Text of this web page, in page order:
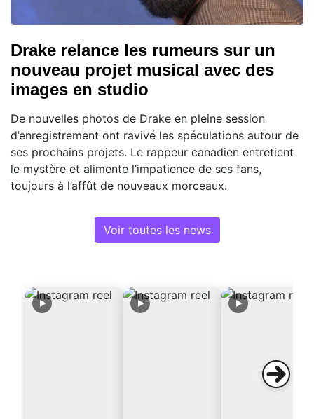
Drake relance les rumeurs sur un
nouveau projet musical avec des
images en studio
De nouvelles photos de Drake en pleine session
d’enregistrement ont ravivé les spéculations autour de
ses prochains projets. Le rappeur canadien entretient
le mystère et alimente l’impatience de ses fans,
toujours à l’affût de nouveaux morceaux.
Voir toutes les news